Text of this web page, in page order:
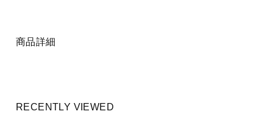
商品詳細
RECENTLY VIEWED